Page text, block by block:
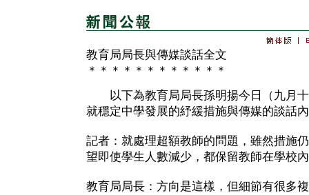
教育局局長與傳媒談話全文
＊＊＊＊＊＊＊＊＊＊＊＊
以下為教育局局長孫明揚今日（九月十
就穩定中學發展的紓緩措施與傳媒的談話
記者：就處理超額教師的問題，雖然措施
望即使學生人數減少，都保留教師在學校
教育局局長：方向是這樣，但細節有很多